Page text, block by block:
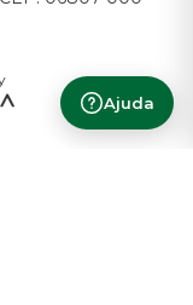
Ajuda